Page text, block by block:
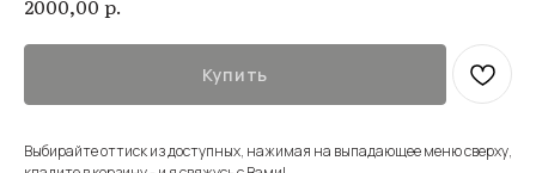
2000,00
Купить
Выбирайте оттиск из доступных, нажимая на выпадающее меню сверху,